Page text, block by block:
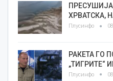
ХРВАТСКА,
Плусинфо
РАКЕТА ГО
„ТИГРИТЕ“
Плусинфо